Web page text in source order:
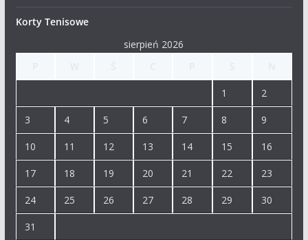
Korty Tenisowe
sierpień 2026
1 2
3 4 5 6 7 8 9
10 11 12 13 14 15 16
17 18 19 20 21 22 23
24 25 26 27 28 29 30
31